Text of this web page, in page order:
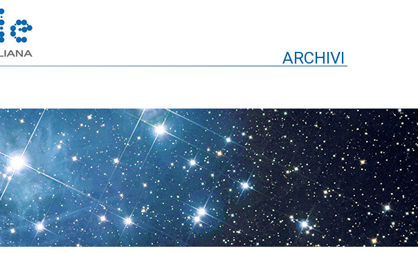
ARCHIVI